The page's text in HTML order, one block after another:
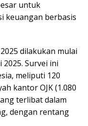
untuk
keuangan berbasis
dilakukan mulai
Survei ini
meliputi 120
kantor OJK (1.080
terlibat dalam
dengan rentang